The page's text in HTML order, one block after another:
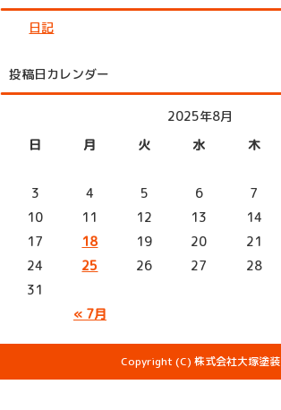
日記
投稿日カレンダー
2025年8月
日
月 火 水 木
« 7月
3
4 5 6 7
10
11 12 13 14
17
18 19 20 21
24
25 26 27 28
31
Copyright (C) 株式会社大塚塗装